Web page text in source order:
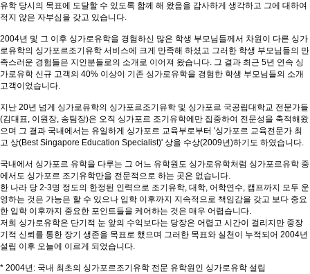
유학 당시의 목표에 도달할 수 있도록 함께 해 왔음을 감사하게 생각하고 그에 대하여
적지 않은 자부심을 갖고 있습니다.
2004년 및 그 이후 싱가로유학을 경험하신 많은 학생 부모님들께서 차원이 다른 싱가
로유학의 싱가포르조기유학 서비스에 크게 만족해 하셨고 그러한 학생 부모님들의 만
족스러운 경험들은 지인분들로의 소개로 이어져 왔습니다. 그 결과 최근 5년 연속 싱
가로유학 신규 고객의 40% 이상이 기존 싱가로유학을 경험한 학생 부모님들의 소개
고객이었습니다.
지난 20년 넘게 싱가로유학의 싱가포르조기유학 및 싱가포르 국공립대학교 전문가들
(김대표, 이원장, 송팀장)은 오직 싱가포르 조기유학에만 집중하여 전문성을 축적해왔
으며 그 결과 국내에서는 유일하게 싱가포르 교육부로부터 '싱가포르 교육전문가 최
고 상(Best Singapore Education Specialist)' 상을 수상(2009년)하기도 하였습니다.
국내에서 싱가포르 유학을 다루는 그 어느 유학원도 싱가로유학처럼 싱가포르유학 중
에서도 싱가포르 조기유학만을 전문적으로 하는 곳은 없습니다.
한 나라 당 2-3명 정도의 한정된 인력으로 조기유학, 대학, 어학연수, 캠프까지 모두 운
영하는 것은 가능은 할 수 있으나 입학 이후까지 지속적으로 책임감을 갖고 보다 중요
한 입학 이후까지 중요한 포인트들을 케어하는 것은 매우 어렵습니다.
저희 싱가로유학은 단기적 눈 앞의 수익보다는 당장은 어렵고 시간이 걸리지만 중장
기적 신뢰를 통한 장기 생존을 목표로 했으며 그러한 목표와 실천이 누적되어 2004년
설립 이후 오늘에 이르게 되었습니다.
* 2004년: 국내 최초의 싱가포르조기유학 전문 유학원인 싱가로유학 설립